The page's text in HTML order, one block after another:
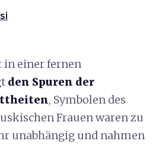
in einer fernen
den Spuren der
, Symbolen des
Frauen waren zu
unabhängig und nahmen